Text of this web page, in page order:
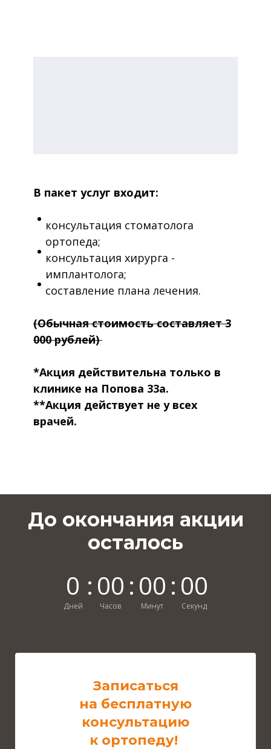
В пакет услуг входит:
консультация стоматолога
ортопеда;
консультация хирурга -
имплантолога;
составление плана лечения.
(Обычная стоимость составляет 3
000 рублей)
*Акция действительна только в
клинике на Попова 33а.
**Акция действует не у всех
врачей.
До окончания акции
осталось
0
Дней
: 00
Часов
: 00
Минут
: 00
Секунд
Записаться
на бесплатную
консультацию
к ортопеду!